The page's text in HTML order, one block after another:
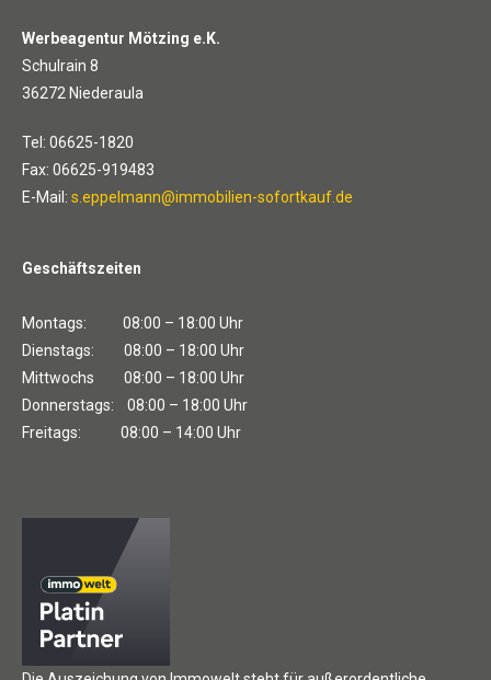
Werbeagentur Mötzing e.K.
Schulrain 8
36272 Niederaula
Tel: 06625-1820
Fax: 06625-919483
E-Mail: s.eppelmann@immobilien-sofortkauf.de
Geschäftszeiten
Montags: 08:00 – 18:00 Uhr
Dienstags: 08:00 – 18:00 Uhr
Mittwochs 08:00 – 18:00 Uhr
Donnerstags: 08:00 – 18:00 Uhr
Freitags: 08:00 – 14:00 Uhr